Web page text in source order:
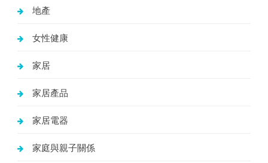
地產
女性健康
家居
家居產品
家居電器
家庭與親子關係